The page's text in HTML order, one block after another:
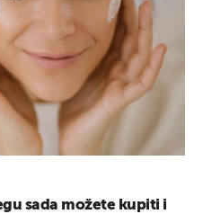
sada možete kupiti i